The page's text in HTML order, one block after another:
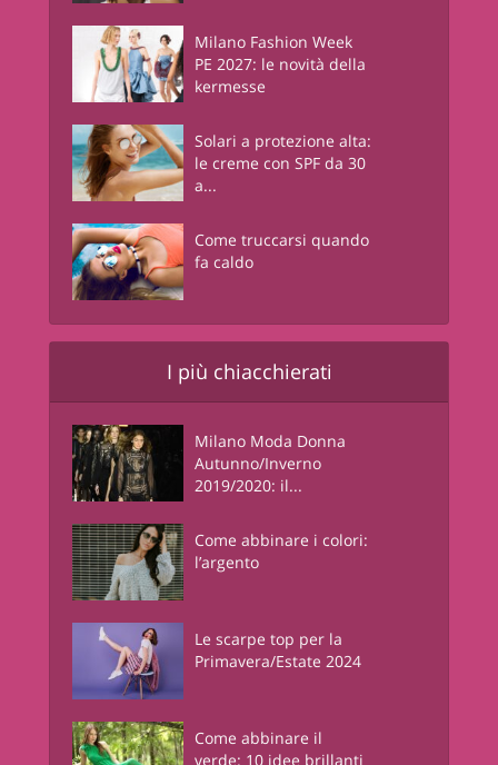
Milano Fashion Week
PE 2027: le novità della
kermesse
Solari a protezione alta:
le creme con SPF da 30
a...
Come truccarsi quando
fa caldo
I più chiacchierati
Milano Moda Donna
Autunno/Inverno
2019/2020: il...
Come abbinare i colori:
l’argento
Le scarpe top per la
Primavera/Estate 2024
Come abbinare il
verde: 10 idee brillanti